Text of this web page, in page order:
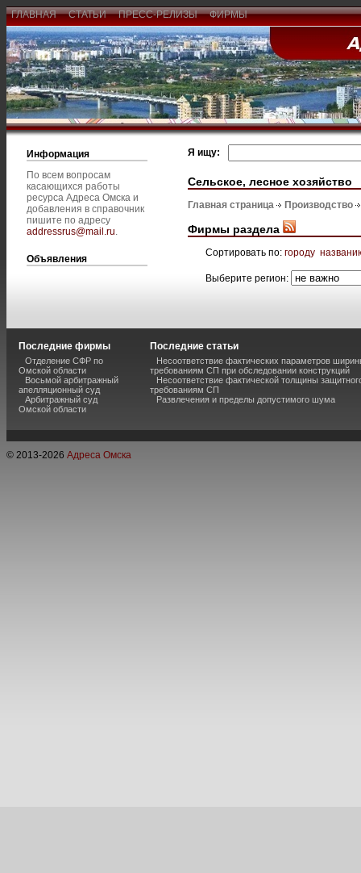
ГЛАВНАЯ СТАТЬИ ПРЕСС-РЕЛИЗЫ ФИРМЫ
Информация
По всем вопросам
касающихся работы
ресурса Адреса Омска и
добавления в справочник
пишите по адресу
addressrus@mail.ru.
Объявления
Я ищу:
Сельское, лесное хозяйство
Главная страница Производство
Фирмы раздела
Сортировать по: городу
Выберите регион:
Последние фирмы
Отделение СФР по
Омской области
Восьмой арбитражный
апелляционный суд
Арбитражный суд
Омской области
Последние статьи
Несоответствие фактических параметров
требованиям СП при обследовании конструкций
Несоответствие фактической толщины
требованиям СП
Развлечения и пределы допустимого шума
© 2013-2026 Адреса Омска